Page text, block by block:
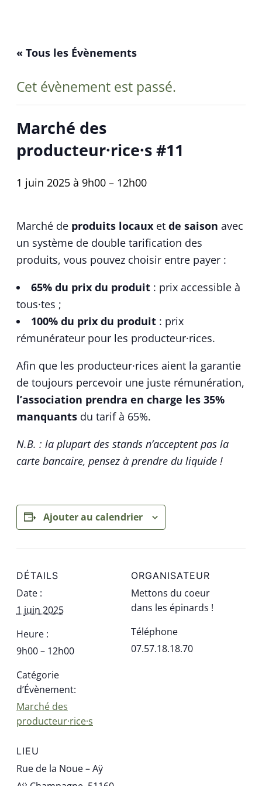
« Tous les Évènements
Cet évènement est passé.
Marché des
producteur·rice·s #11
1 juin 2025 à 9h00 – 12h00
Marché de produits locaux et de saison avec
un système de double tarification des
produits, vous pouvez choisir entre payer :
65% du prix du produit : prix accessible à
tous·tes ;
100% du prix du produit : prix
rémunérateur pour les producteur·rices.
Afin que les producteur·rices aient la garantie
de toujours percevoir une juste rémunération,
l’association prendra en charge les 35%
manquants du tarif à 65%.
N.B. : la plupart des stands n’acceptent pas la
carte bancaire, pensez à prendre du liquide !
Ajouter au calendrier
DÉTAILS
Date :
1 juin 2025
Heure :
9h00 – 12h00
Catégorie
d’Évènement:
Marché des
producteur·rice·s
LIEU
Rue de la Noue – Aÿ
ORGANISATEUR
Mettons du coeur
dans les épinards !
Téléphone
07.57.18.18.70